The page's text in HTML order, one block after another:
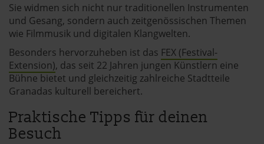
Sie widmen sich nicht nur traditionellen Instrumenten
und Gesang, sondern auch zeitgenössischen Themen
wie Filmmusik und digitalen Klangwelten.
Besonders hervorzuheben ist das FEX (Festival-
Extension), das seit 22 Jahren jungen Künstlern eine
Bühne bietet und gleichzeitig zahlreiche Stadtteile
Granadas kulturell bereichert.
Praktische Tipps für deinen
Besuch